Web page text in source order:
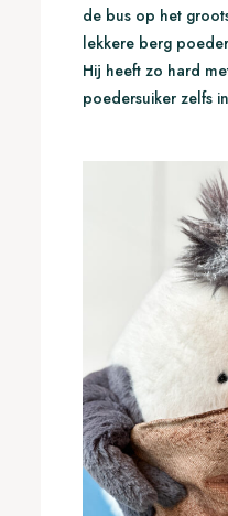
de bus op het
lekkere berg
Hij heeft zo hard
poedersuiker zelfs